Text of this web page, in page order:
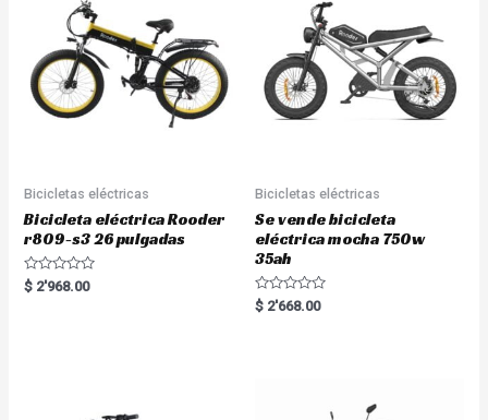
Bicicletas eléctricas
Bicicleta eléctrica Rooder
r809-s3 26 pulgadas
R
a
$ 2'968.00
Bicicletas eléctricas
Se vende bicicleta
eléctrica mocha 750w
35ah
R
a
$ 2'668.00